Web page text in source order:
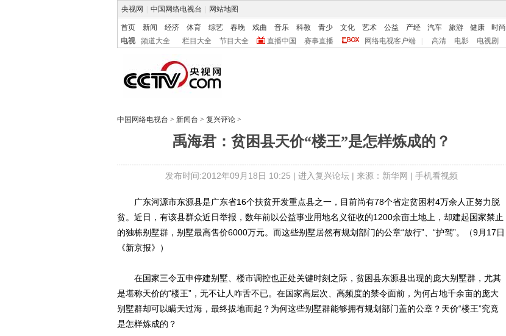
央视网 中国网络电视台 网站地图
首页 新闻 经济 体育 综艺 春晚 戏曲 音乐 科教 青少 文化 艺术 公益 产经 汽车 旅游 健康 时尚
电视
频道大全 栏目大全 节目大全 直播中国 赛事直播 网络电视客户端 高清 电影 电视剧
中国网络电视台 > 新闻台 > 复兴评论 >
禹海君：贫困县天价“楼王”是怎样炼成的？
发布时间:2012年09月18日 10:25 | 进入复兴论坛| 来源：新华网 | 手机看视频
广东河源市东源县是广东省16个扶贫开发重点县之一，目前尚有78个省定贫困村4万余人正努力脱
贫。近日，有该县群众近日举报，数年前以公益事业用地名义征收的1200余亩土地上，却建起国家禁止
的独栋别墅群，别墅最高售价6000万元。而这些别墅居然有规划部门的公章“放行”、“护驾”。（9月17日
《新京报》）
在国家三令五申停建别墅、楼市调控也正处关键时刻之际，贫困县东源县出现的庞大别墅群，尤其
是堪称天价的“楼王”，无不让人咋舌不已。在国家高层次、高频度的禁令面前，为何占地千余亩的庞大
别墅群却可以瞒天过海，最终拔地而起？为何这些别墅群能够拥有规划部门盖的公章？天价“楼王”究竟
是怎样炼成的？